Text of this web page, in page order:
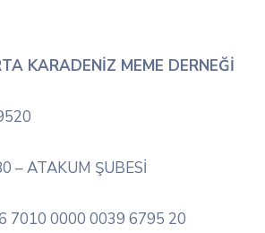
KARADENİZ MEME DERNEĞİ
– ATAKUM ŞUBESİ
7010 0000 0039 6795 20